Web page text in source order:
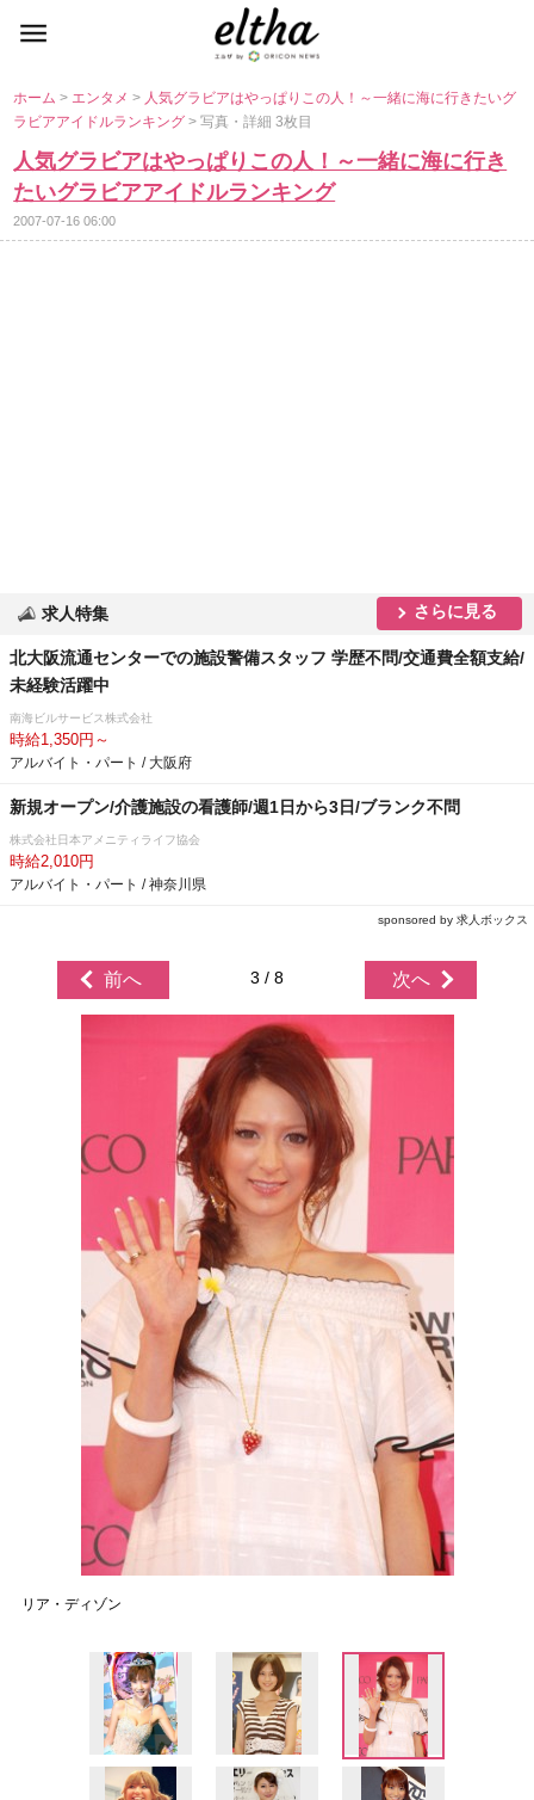
ホーム> エンタメ> 人気グラビアはやっぱりこの人！～一緒に海に行きたいグ
ラビアアイドルランキング> 写真・詳細 3枚目
人気グラビアはやっぱりこの人！～一緒に海に行き
たいグラビアアイドルランキング
2007-07-16 06:00
求人特集 さらに見る
北大阪流通センターでの施設警備スタッフ 学歴不問/交通費全額支給/
未経験活躍中
南海ビルサービス株式会社
時給1,350円～
アルバイト・パート / 大阪府
新規オープン/介護施設の看護師/週1日から3日/ブランク不問
株式会社日本アメニティライフ協会
時給2,010円
アルバイト・パート / 神奈川県
sponsored by 求人ボックス
前へ 3 / 8 次へ
リア・ディゾン